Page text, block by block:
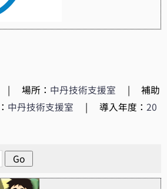
| 場所： 中丹技術支援室 |
補助
中丹技術支援室 | 導入年度： 20